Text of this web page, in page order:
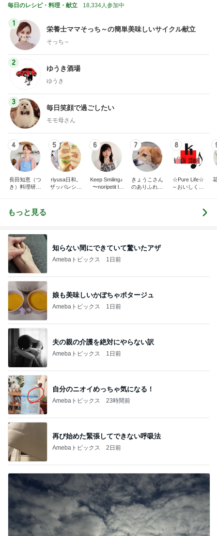
毎日のレシピ・料理・献立 18,334人参加中
1
栄養士ママそっち～の簡単美味しいサイクル献立
そっち～
2
ゆうき酒場
ゆうき
3
毎日笑顔で過ごしたい
モモ母さん
4
長田知恵（つ
き）料理研究
キッチンアイ
テム」
5
riyusa日和。
ザッパレシピ
6
Keep Smiling♪
〜noripetit lif
7
きょうこさん
のありふれた
8
☆Pure Life☆
～おいしく、
もっと見る
知らない間にできていて驚いたアザ
Amebaトピックス 1日前
娘も美味しいかぼちゃポタージュ
Amebaトピックス 1日前
夫の親の介護を絶対にやらない訳
Amebaトピックス 1日前
自分のニオイめっちゃ気になる！
Amebaトピックス 23時間前
再び始めた緊張してできない呼吸法
Amebaトピックス 2日前